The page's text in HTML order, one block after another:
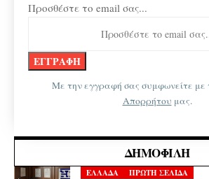
Προσθέστε το email σας...
Με την εγγραφή σας συμφωνείτε με
Απορρήτου μας.
ΔΗΜΟΦΙΛΉ
ΕΛΛΑΔΑ ΠΡΩΤΗ ΣΕΛΙΔΑ